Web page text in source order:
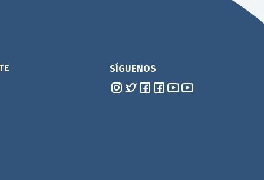
SÍGUENOS